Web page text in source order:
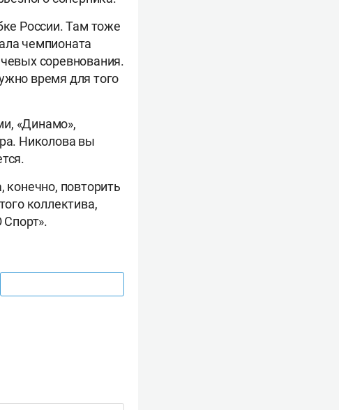
России. Там тоже
чемпионата
соревнования.
время для того
«Динамо»,
Николова вы
повторить
коллектива,